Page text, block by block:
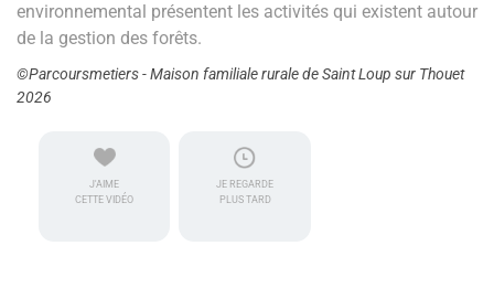
environnemental présentent les activités qui existent autour
de la gestion des forêts.
©Parcoursmetiers - Maison familiale rurale de Saint Loup sur Thouet
2026
J'AIME
CETTE VIDÉO
JE REGARDE
PLUS TARD